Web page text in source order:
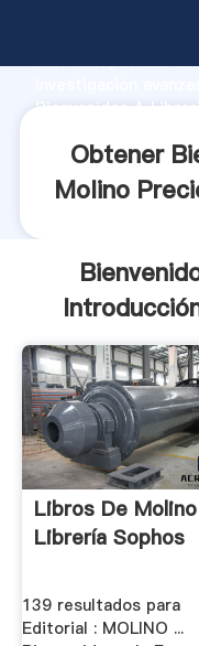
fuerte capacidad
Bienvenidos A
Obtener
Molino
Libros De
Librería Sophos
139 resultados para
Editorial : MOLINO ...